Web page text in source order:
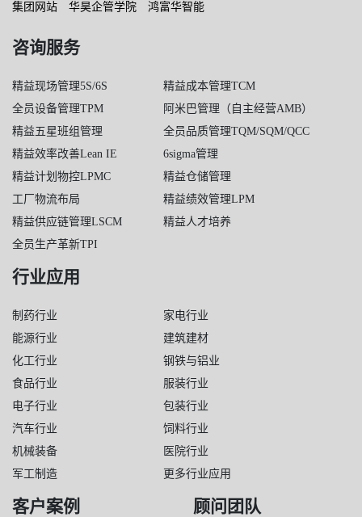
集团网站 华昊企管学院 鸿富华智能
咨询服务
精益现场管理5S/6S
全员设备管理TPM
精益五星班组管理
精益效率改善Lean IE
精益计划物控LPMC
工厂物流布局
精益供应链管理LSCM
全员生产革新TPI
精益成本管理TCM
阿米巴管理（自主经营AMB）
全员品质管理TQM/SQM/QCC
6sigma管理
精益仓储管理
精益绩效管理LPM
精益人才培养
行业应用
制药行业
能源行业
化工行业
食品行业
电子行业
汽车行业
机械装备
军工制造
家电行业
建筑建材
钢铁与铝业
服装行业
包装行业
饲料行业
医院行业
更多行业应用
客户案例
顾问团队